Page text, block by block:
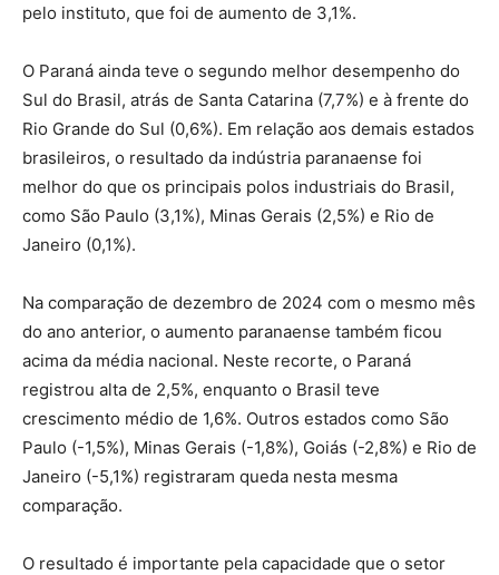
pelo instituto, que foi de aumento de 3,1%.
O Paraná ainda teve o segundo melhor desempenho do
Sul do Brasil, atrás de Santa Catarina (7,7%) e à frente do
Rio Grande do Sul (0,6%). Em relação aos demais estados
brasileiros, o resultado da indústria paranaense foi
melhor do que os principais polos industriais do Brasil,
como São Paulo (3,1%), Minas Gerais (2,5%) e Rio de
Janeiro (0,1%).
Na comparação de dezembro de 2024 com o mesmo mês
do ano anterior, o aumento paranaense também ficou
acima da média nacional. Neste recorte, o Paraná
registrou alta de 2,5%, enquanto o Brasil teve
crescimento médio de 1,6%. Outros estados como São
Paulo (-1,5%), Minas Gerais (-1,8%), Goiás (-2,8%) e Rio de
Janeiro (-5,1%) registraram queda nesta mesma
comparação.
O resultado é importante pela capacidade que o setor